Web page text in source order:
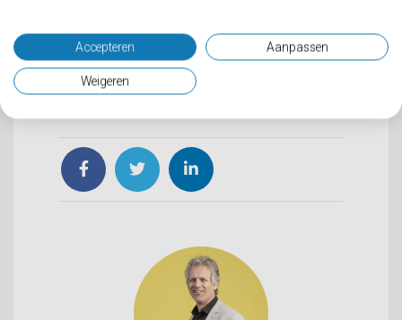
de doelstellingen van Natuurpro voor staat.
Daarom leveren we graag een actieve
bijdrage aan dit mooie netwerk!
Accepteren Aanpassen
Weigeren